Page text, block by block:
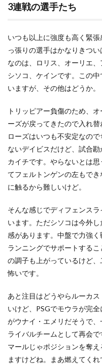
3連戦の選手たち
いつも以上に強度も高く緊
っ張りの選手はかなりきつ
なのは、ロリス、オーリエ、
シソコ、ケインです。この
いますが、その他はどうか。
トリッピアー負傷のため、
ーズが戻ってきたので入れ
ローズはいつも不安定なの
ないデイビスだけど、試合
カイチです。やらないとは
てフェルトンゲンの左もで
に触るから難しいけど。
そんな感じでディフェンス
います。ただシソコは今外
感があります。中盤で力強
ランニングでサポートする
の調子も上がっているけど
怖いです。
あと注目はどうやらルーカ
いけど、PSGでモウラが完
がウナイ・エメリだそうで
ライバルチームとして再会
マールじゃポジションを奪
ますけどね。まあ燃えてく